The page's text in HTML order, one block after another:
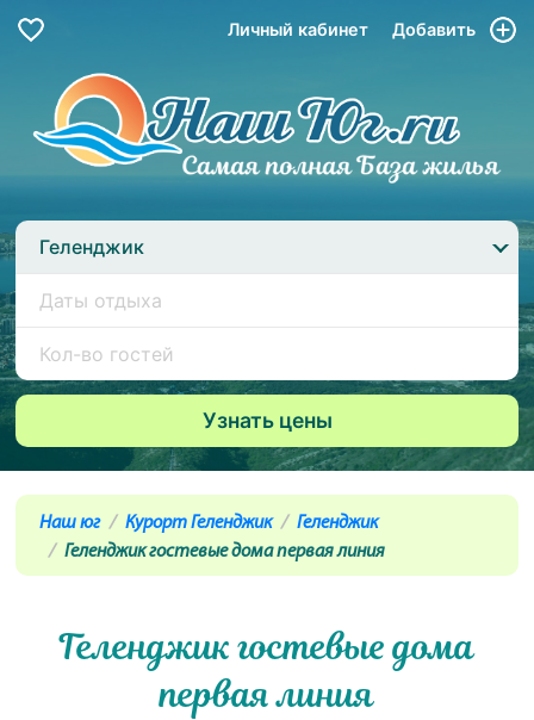
Личный кабинет Добавить
Геленджик
Наш юг Курорт Геленджик
Геленджик
Геленджик гостевые дома первая линия
Геленджик гостевые дома
первая линия